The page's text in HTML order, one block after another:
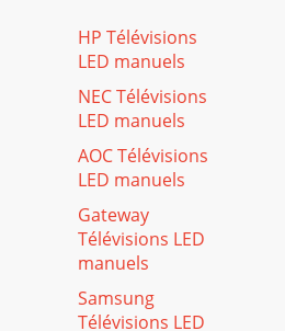
HP Télévisions
LED manuels
NEC Télévisions
LED manuels
AOC Télévisions
LED manuels
Gateway
Télévisions LED
manuels
Samsung
Télévisions LED